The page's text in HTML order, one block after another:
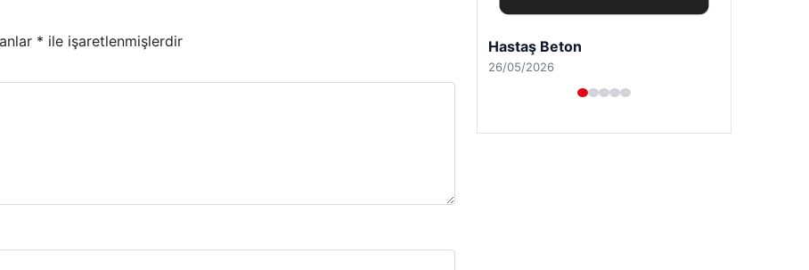
* ile işaretlenmişlerdir
Hastaş Beton
26/05/2026